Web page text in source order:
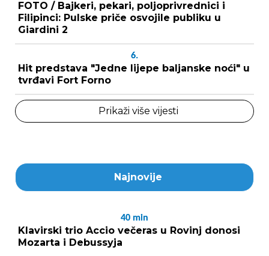
FOTO / Bajkeri, pekari, poljoprivrednici i
Filipinci: Pulske priče osvojile publiku u
Giardini 2
6.
Hit predstava "Jedne lijepe baljanske noći" u
tvrđavi Fort Forno
Prikaži više vijesti
Najnovije
40 min
Klavirski trio Accio večeras u Rovinj donosi
Mozarta i Debussyja